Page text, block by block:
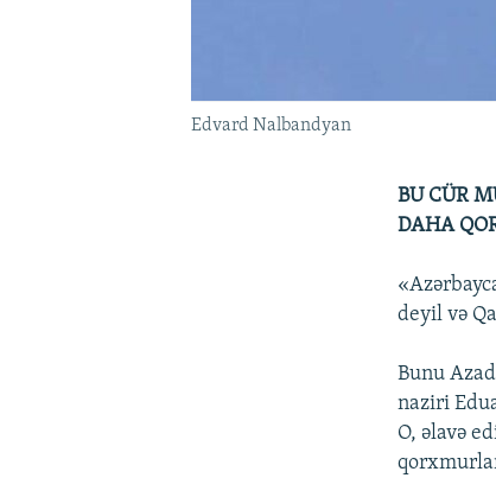
Edvard Nalbandyan
BU CÜR
DAHA
deyil və
Bunu
naziri
O, əlavə